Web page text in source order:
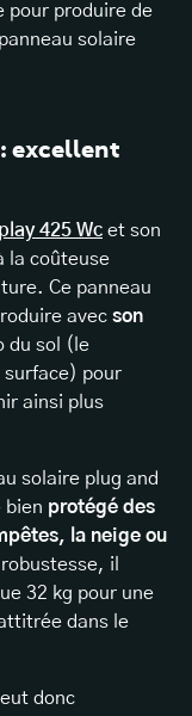
pour produire de
solaire
excellent
425 Wc et son
la coûteuse
Ce panneau
avec son
du sol (le
surface) pour
ainsi plus
solaire plug and
bien protégé des
la neige ou
il
32 kg pour une
dans le
donc